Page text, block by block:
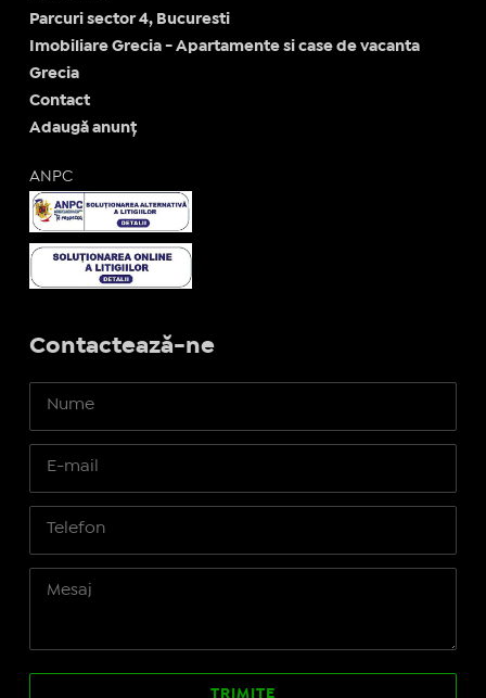
Parcuri sector 4, Bucuresti
Imobiliare Grecia - Apartamente si case de vacanta
Grecia
Contact
Adaugă anunț
ANPC
Contactează-ne